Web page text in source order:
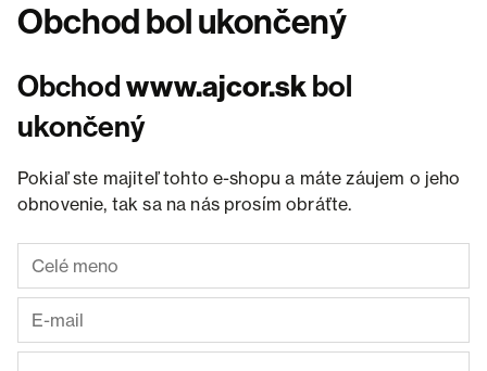
Obchod bol ukončený
Obchodwww.ajcor.skbol
ukončený
Pokiaľ ste majiteľ tohto e-shopu a máte záujem o jeho
obnovenie, tak sa na nás prosím obráťte.